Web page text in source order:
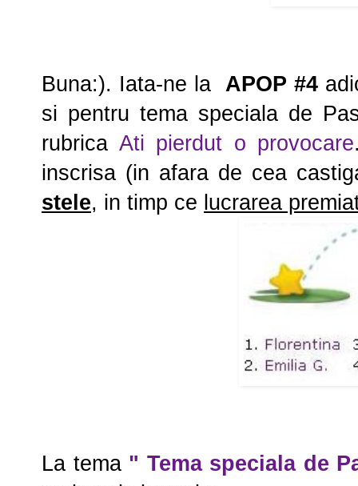
Buna:). Iata-ne la APOP #4
si pentru tema speciala de
rubrica Ati pierdut o provocare
inscrisa (in afara de cea
stele, in timp ce lucrarea
La tema " Tema speciala de